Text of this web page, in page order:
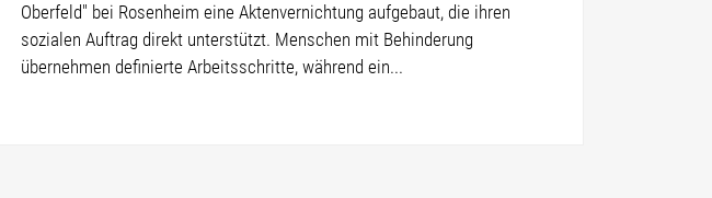
Oberfeld" bei Rosenheim eine Aktenvernichtung aufgebaut, die ihren
sozialen Auftrag direkt unterstützt. Menschen mit Behinderung
übernehmen definierte Arbeitsschritte, während ein...